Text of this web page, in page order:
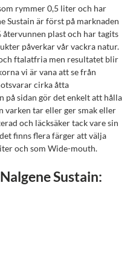
rymmer 0,5 liter och har
Sustain är först på marknaden
plast och har tagits
påverkar vår vackra natur.
ftalatfria men resultatet blir
vi är vana att se från
cirka åtta
på sidan gör det enkelt att hålla
varken tar eller ger smak eller
och läcksäker tack vare sin
finns flera färger att välja
och som Wide-mouth.
Sustain: